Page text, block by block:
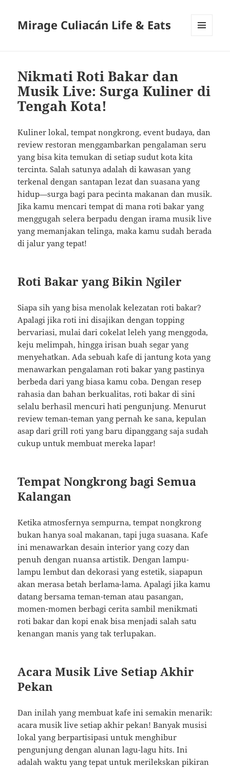
Mirage Culiacán Life & Eats
Nikmati Roti Bakar dan
Musik Live: Surga Kuliner di
Tengah Kota!
Kuliner lokal, tempat nongkrong, event budaya, dan
review restoran menggambarkan pengalaman seru
yang bisa kita temukan di setiap sudut kota kita
tercinta. Salah satunya adalah di kawasan yang
terkenal dengan santapan lezat dan suasana yang
hidup—surga bagi para pecinta makanan dan musik.
Jika kamu mencari tempat di mana roti bakar yang
menggugah selera berpadu dengan irama musik live
yang memanjakan telinga, maka kamu sudah berada
di jalur yang tepat!
Roti Bakar yang Bikin Ngiler
Siapa sih yang bisa menolak kelezatan roti bakar?
Apalagi jika roti ini disajikan dengan topping
bervariasi, mulai dari cokelat leleh yang menggoda,
keju melimpah, hingga irisan buah segar yang
menyehatkan. Ada sebuah kafe di jantung kota yang
menawarkan pengalaman roti bakar yang pastinya
berbeda dari yang biasa kamu coba. Dengan resep
rahasia dan bahan berkualitas, roti bakar di sini
selalu berhasil mencuri hati pengunjung. Menurut
review teman-teman yang pernah ke sana, kepulan
asap dari grill roti yang baru dipanggang saja sudah
cukup untuk membuat mereka lapar!
Tempat Nongkrong bagi Semua
Kalangan
Ketika atmosfernya sempurna, tempat nongkrong
bukan hanya soal makanan, tapi juga suasana. Kafe
ini menawarkan desain interior yang cozy dan
penuh dengan nuansa artistik. Dengan lampu-
lampu lembut dan dekorasi yang estetik, siapapun
akan merasa betah berlama-lama. Apalagi jika kamu
datang bersama teman-teman atau pasangan,
momen-momen berbagi cerita sambil menikmati
roti bakar dan kopi enak bisa menjadi salah satu
kenangan manis yang tak terlupakan.
Acara Musik Live Setiap Akhir
Pekan
Dan inilah yang membuat kafe ini semakin menarik:
acara musik live setiap akhir pekan! Banyak musisi
lokal yang berpartisipasi untuk menghibur
pengunjung dengan alunan lagu-lagu hits. Ini
adalah waktu yang tepat untuk merilekskan pikiran